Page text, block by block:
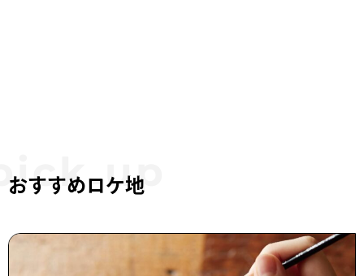
おすすめロケ地